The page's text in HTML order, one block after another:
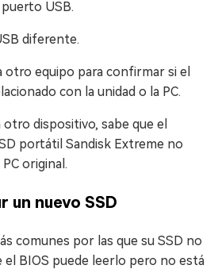
USB.
diferente.
otro equipo para confirmar si el
con la unidad o la PC.
dispositivo, sabe que el
portátil Sandisk Extreme no
original.
un nuevo SSD
comunes por las que su SSD no
el BIOS puede leerlo pero no está